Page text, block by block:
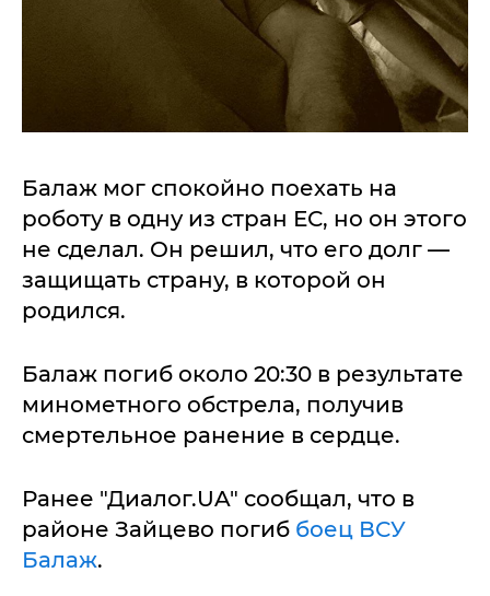
Балаж мог спокойно поехать на
роботу в одну из стран ЕС, но он этого
не сделал. Он решил, что его долг —
защищать страну, в которой он
родился.
Балаж погиб около 20:30 в результате
минометного обстрела, получив
смертельное ранение в сердце.
Ранее "Диалог.UA" сообщал, что в
районе Зайцево погиб боец ВСУ
Балаж.